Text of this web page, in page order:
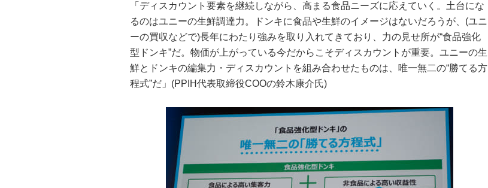
「ディスカウント要素を継続しながら、高まる食品ニーズに応えていく。土台にな
るのはユニーの生鮮調達力。ドンキに食品や生鮮のイメージはないだろうが、(ユニ
ーの買収などで)長年にわたり強みを取り入れてきており、力の見せ所が“食品強化
型ドンキ”だ。物価が上がっている今だからこそディスカウントが重要。ユニーの生
鮮とドンキの編集力・ディスカウントを組み合わせたものは、唯一無二の“勝てる方
程式”だ」(PPIH代表取締役COOの鈴木康介氏)